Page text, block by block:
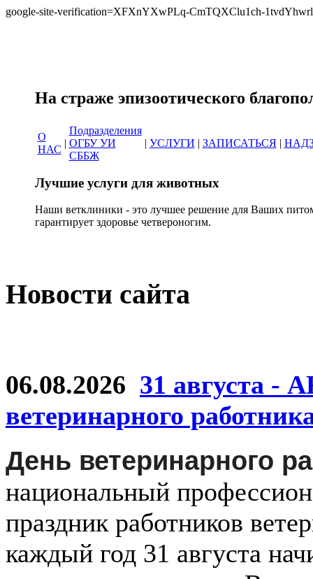
google-site-verification=XFXnYXwPLq-CmTQXClu1ch-
На страже
О
НАС
|
Подразделения
ОГБУ УИ
СББЖ
| УСЛУГИ | ЗАПИСАТЬСЯ |
Лучшие услуги для животных
Наши ветклиники - это лучшее решение для Ваших
гарантирует здоровье четвероногим.
Новости сайта
06.08.2026 31 августа -
ветеринарного
День ветеринарного
национальный
праздник работников
каждый год 31 августа